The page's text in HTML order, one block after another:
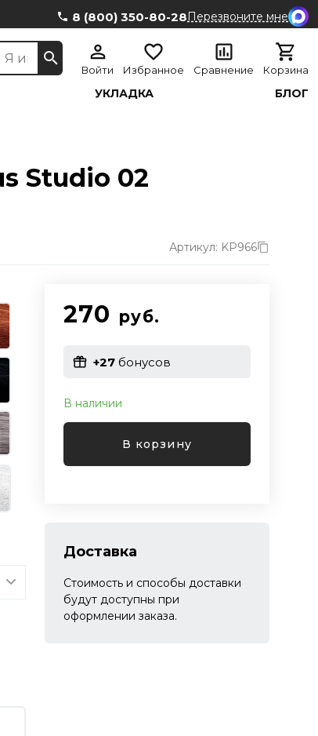
8 (800) 350-80-28Перезвоните мне
Войти Избранное Сравнение Корзина
УКЛАДКА БЛОГ
Studio 02
Артикул: KP966
270 руб.
+27бонусов
В наличии
В корзину
Доставка
Стоимость и способы доставки
будут доступны при
оформлении заказа.